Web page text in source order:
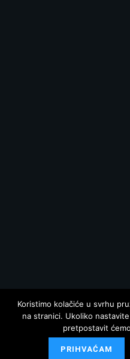
© 2025 Hrvatska danas
Koristimo kolačiće u svrhu
na stranici. Ukoliko
pretpostavit
PRIHVAĆAM